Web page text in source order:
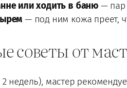
или ходить в баню— пар
— под ним кожа преет,
советы от
недель), мастер